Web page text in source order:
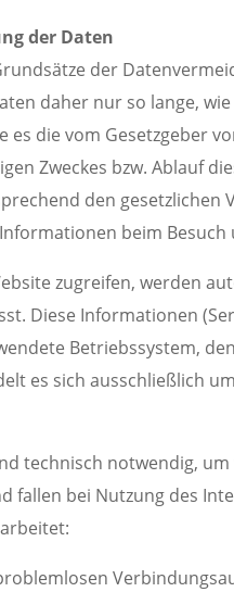
der Daten
der
daher nur so lange,
es die vom Gesetzgeber
Zweckes bzw. Ablauf
den gesetzlichen
beim Besuch
zugreifen, werden
Diese Informationen
Betriebssystem,
es sich ausschließlich
technisch notwendig,
fallen bei Nutzung des